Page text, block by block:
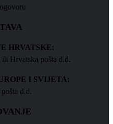
HRVATSKE:
Hrvatska pošta d.d.
I SVIJETA:
d.d.